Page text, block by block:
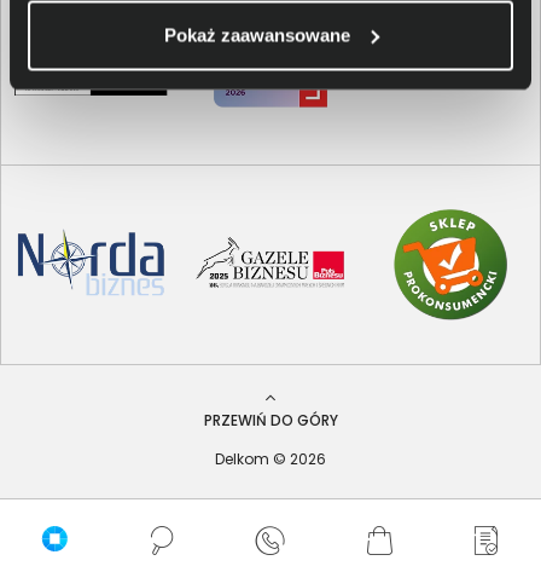
Pokaż zaawansowane
PRZEWIŃ DO GÓRY
Delkom © 2026